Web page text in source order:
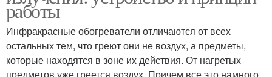
работы
Инфракрасные обогреватели отличаются от всех
остальных тем, что греют они не воздух, а предметы,
которые находятся в зоне их действия. От нагретых